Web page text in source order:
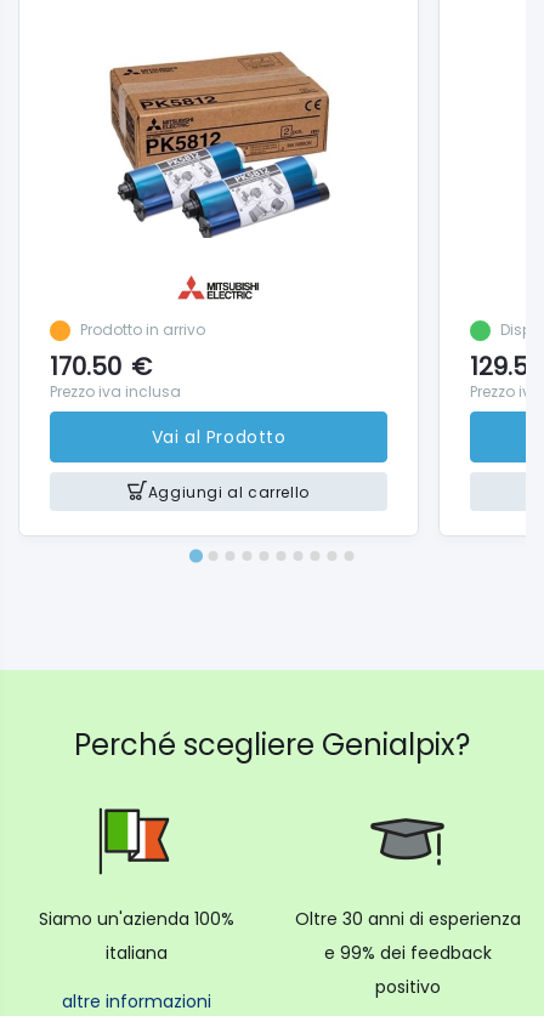
Prodotto in arrivo
170.50 €
Prezzo iva inclusa
Vai al Prodotto
Aggiungi al carrello
129.50
Prezzo
Perché scegliere Genialpix?
Siamo un'azienda 100%
italiana
altre informazioni
Oltre 30 anni di esperienza
e 99% dei feedback
positivo